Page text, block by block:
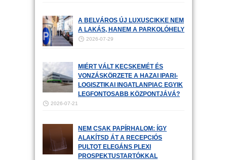
A BELVÁROS ÚJ LUXUSCIKKE NEM
A LAKÁS, HANEM A PARKOLÓHELY
2026-07-29
MIÉRT VÁLT KECSKEMÉT ÉS
VONZÁSKÖRZETE A HAZAI IPARI-
LOGISZTIKAI INGATLANPIAC EGYIK
LEGFONTOSABB KÖZPONTJÁVÁ?
2026-07-21
NEM CSAK PAPÍRHALOM: ÍGY
ALAKÍTSD ÁT A RECEPCIÓS
PULTOT ELEGÁNS PLEXI
PROSPEKTUSTARTÓKKAL